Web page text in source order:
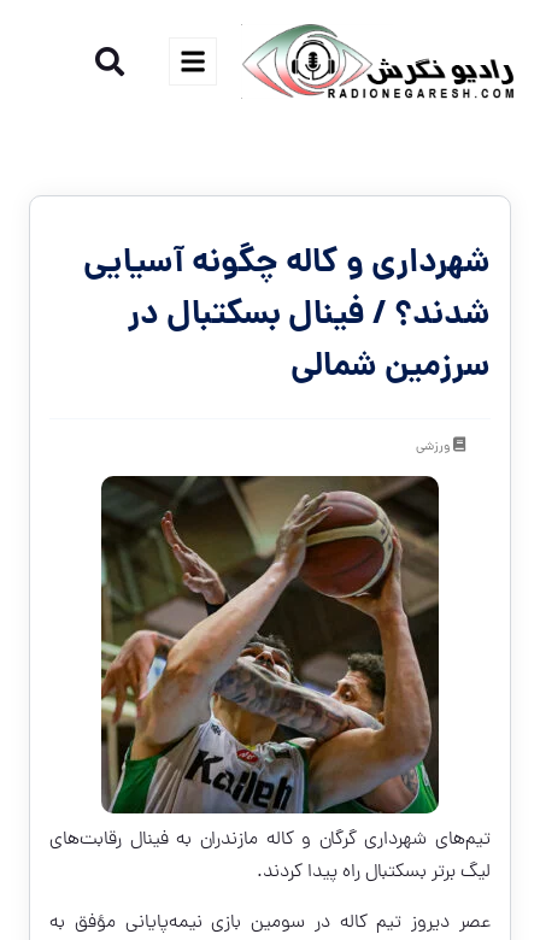
شهرداری و کاله چگونه آسیایی
شدند؟ / فینال بسکتبال در
سرزمین‌ شمالی
ورزشی
تیم‌های شهرداری گرگان و کاله مازندران به فینال رقابت‌های
لیگ برتر بسکتبال راه پیدا کردند.
عصر دیروز تیم کاله در سومین بازی نیمه‌پایانی مؤفق به